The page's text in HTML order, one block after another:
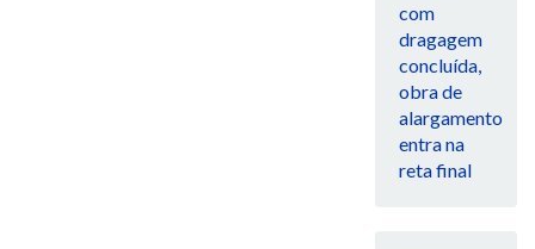
com
dragagem
concluída,
obra de
alargamento
entra na
reta final